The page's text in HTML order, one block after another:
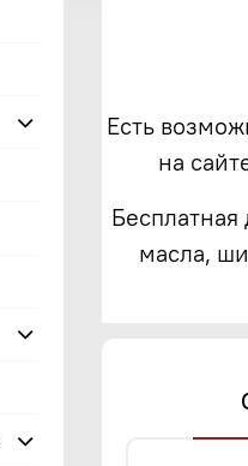
Есть
на
Бесплатная
масла,